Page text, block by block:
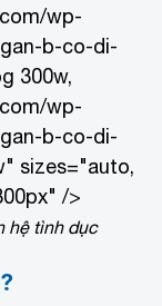
wp-
b-co-di-
300w,
wp-
b-co-di-
sizes="auto,
/>
hệ tình dục